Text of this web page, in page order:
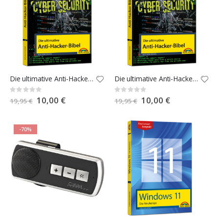
Die ultimative Anti-Hacker-Bibel
Rating:
0%
19,95 € Special
Price
10,00 €
Die ultimative Anti-Hacker-Bibel
Rating:
0%
19,95 € Special
Price
10,00 €
-70%